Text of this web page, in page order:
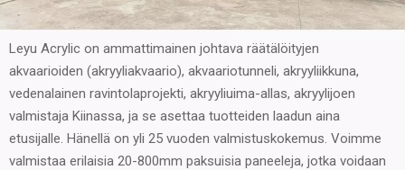
Leyu Acrylic on ammattimainen johtava räätälöityjen
akvaarioiden (akryyliakvaario), akvaariotunneli, akryyliikkuna,
vedenalainen ravintolaprojekti, akryyliuima-allas, akryylijoen
valmistaja Kiinassa, ja se asettaa tuotteiden laadun aina
etusijalle. Hänellä on yli 25 vuoden valmistuskokemus. Voimme
valmistaa erilaisia ​​20-800mm paksuisia paneeleja, jotka voidaan